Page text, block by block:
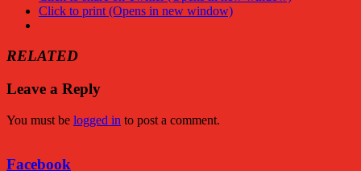
Click to print (Opens in new window)
RELATED
Leave a Reply
You must be logged in to post a comment.
Facebook